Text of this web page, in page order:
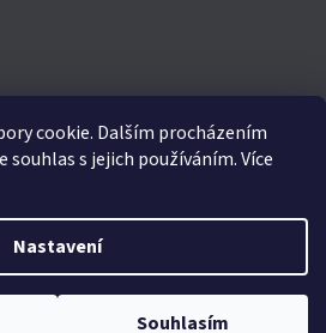
cookie. Dalším procházením
s jejich používáním. Více
Nastavení
Souhlasím
pro Českou republiku
Vytvořil Shoptet
zahradni.cz. Všechna práva